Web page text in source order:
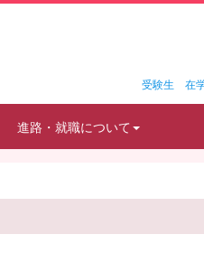
受験生 在
進路・就職について